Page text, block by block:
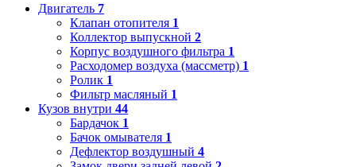
Двигатель 7
Клапан отопителя 1
Коллектор выпускной 2
Корпус воздушного фильтра 1
Расходомер воздуха (массметр) 1
Ролик 1
Фильтр масляный 1
Кузов внутри 44
Бардачок 1
Бачок омывателя 1
Дефлектор воздушный 4